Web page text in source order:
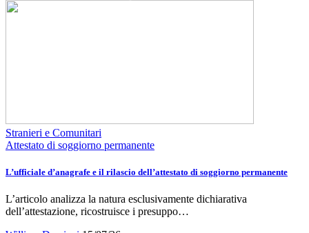
Stranieri e Comunitari
Attestato di soggiorno permanente
L’ufficiale d’anagrafe e il rilascio dell’attestato di soggiorno permanente
L’articolo analizza la natura esclusivamente dichiarativa
dell’attestazione, ricostruisce i presuppo…